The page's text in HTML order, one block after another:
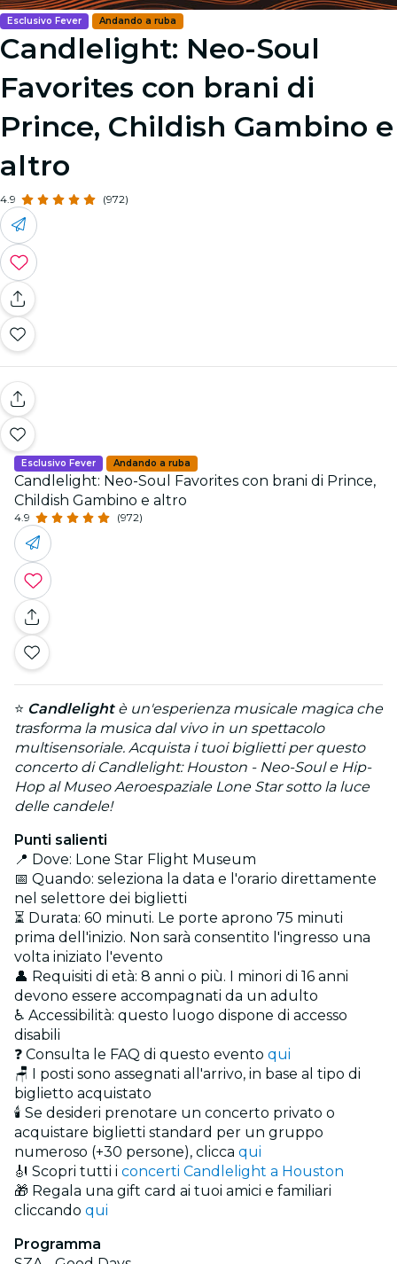
Esclusivo Fever Andando a ruba
Candlelight: Neo-Soul
Favorites con brani di
Prince, Childish Gambino e
altro
4.9 (972)
Esclusivo Fever Andando a ruba
Candlelight: Neo-Soul Favorites con brani di Prince,
Childish Gambino e altro
4.9 (972)
⭐ Candlelightè un'esperienza musicale magica che
trasforma la musica dal vivo in un spettacolo
multisensoriale. Acquista i tuoi biglietti per questo
concerto di Candlelight: Houston - Neo-Soul e Hip-
Hop al Museo Aeroespaziale Lone Star sotto la luce
delle candele!
Punti salienti
📍 Dove: Lone Star Flight Museum
📅 Quando: seleziona la data e l'orario direttamente
nel selettore dei biglietti
⏳ Durata: 60 minuti. Le porte aprono 75 minuti
prima dell'inizio. Non sarà consentito l'ingresso una
volta iniziato l'evento
👤 Requisiti di età: 8 anni o più. I minori di 16 anni
devono essere accompagnati da un adulto
♿ Accessibilità: questo luogo dispone di accesso
disabili
❓ Consulta le FAQ di questo evento qui
🪑 I posti sono assegnati all'arrivo, in base al tipo di
biglietto acquistato
🕯️ Se desideri prenotare un concerto privato o
acquistare biglietti standard per un gruppo
numeroso (+30 persone), clicca qui
🎻 Scopri tutti i concerti Candlelight a Houston
🎁 Regala una gift card ai tuoi amici e familiari
cliccando qui
Programma